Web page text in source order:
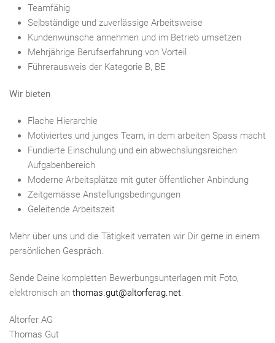
Teamfähig
Selbständige und zuverlässige Arbeitsweise
Kundenwünsche annehmen und im Betrieb umsetzen
Mehrjährige Berufserfahrung von Vorteil
Führerausweis der Kategorie B, BE
Wir bieten
Flache Hierarchie
Motiviertes und junges Team, in dem arbeiten Spass macht
Fundierte Einschulung und ein abwechslungsreichen
Aufgabenbereich
Moderne Arbeitsplätze mit guter öffentlicher Anbindung
Zeitgemässe Anstellungsbedingungen
Geleitende Arbeitszeit
Mehr über uns und die Tätigkeit verraten wir Dir gerne in einem
persönlichen Gespräch.
Sende Deine kompletten Bewerbungsunterlagen mit Foto,
elektronisch an thomas.gut@altorferag.net.
Altorfer AG
Thomas Gut